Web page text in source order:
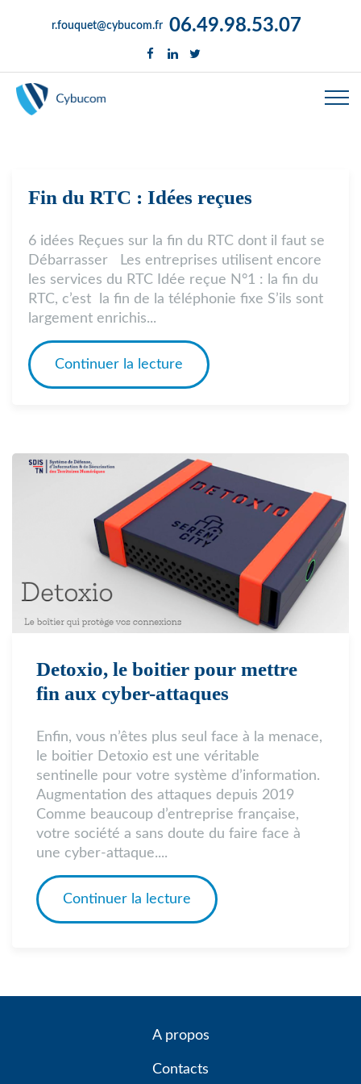
r.fouquet@cybucom.fr 06.49.98.53.07
Fin du RTC : Idées reçues
6 idées Reçues sur la fin du RTC dont il faut se
Débarrasser Les entreprises utilisent encore
les services du RTC Idée reçue N°1 : la fin du
RTC, c’est la fin de la téléphonie fixe S’ils sont
largement enrichis...
Continuer la lecture
Detoxio, le boitier pour mettre
fin aux cyber-attaques
Enfin, vous n’êtes plus seul face à la menace,
le boitier Detoxio est une véritable
sentinelle pour votre système d’information.
Augmentation des attaques depuis 2019
Comme beaucoup d’entreprise française,
votre société a sans doute du faire face à
une cyber-attaque....
Continuer la lecture
A propos
Contacts